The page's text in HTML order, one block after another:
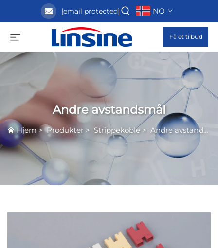
[email protected] NO
Få et tilbud
Andre avstandsmål
Hjem>Produkter > Strippekoble > Andre avstandsmål